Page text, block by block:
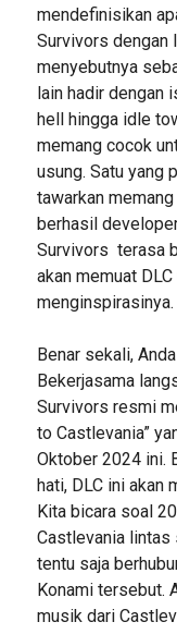
mendefinisikan
Survivors dengan
menyebutnya
lain hadir dengan
hell hingga idle
memang cocok
usung. Satu yang
tawarkan
berhasil
Survivors terasa
akan memuat
menginspirasinya.
Benar sekali,
Bekerjasama
Survivors resmi
to Castlevania”
Oktober 2024 ini.
hati, DLC ini akan
Kita bicara soal
Castlevania lintas
tentu saja
Konami tersebut.
musik dari